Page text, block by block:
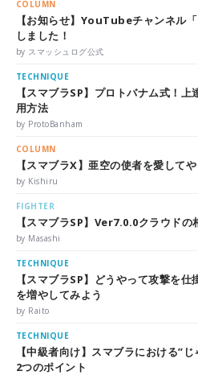
COLUMN
【お知らせ】YouTubeチャンネル
しました！
by スマッシュログ公式
TECHNIQUE
【スマブラSP】プロトバナム式！
用方法
by ProtoBanham
COLUMN
【スマブラX】亜空の使者を愛して
by Kishiru
FIGHTER
【スマブラSP】Ver7.0.0クラウドの
by Masashi
TECHNIQUE
【スマブラSP】どうやって攻撃を
を増やしてみよう
by Raito
TECHNIQUE
【中級者向け】スマブラにおける”
2つのポイント